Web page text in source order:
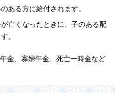
ある方に給付されます。
亡くなったときに、子のある配
。
金、寡婦年金、死亡一時金など